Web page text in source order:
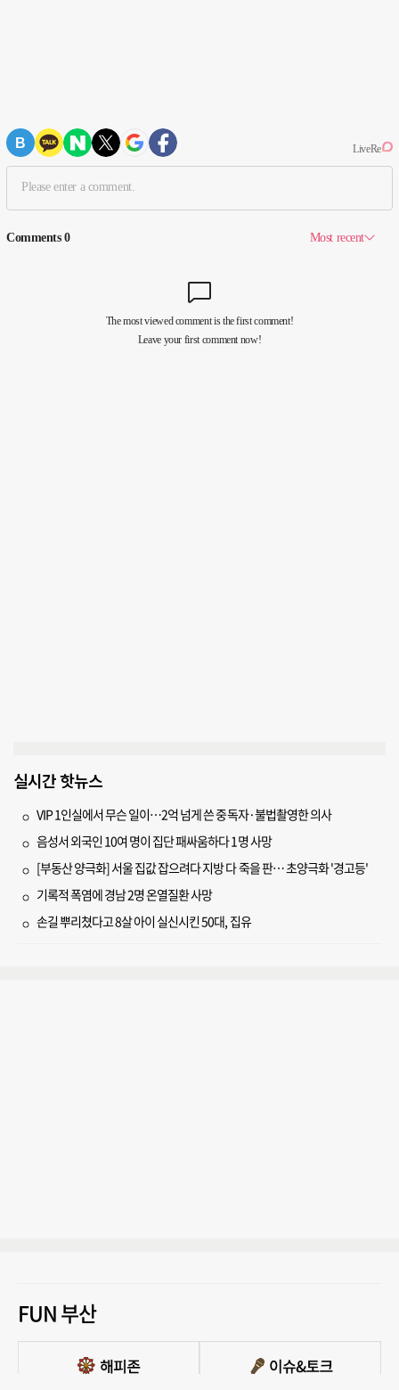
실시간 핫뉴스
VIP 1인실에서 무슨 일이…2억 넘게 쓴 중독자·불법촬영한 의사
음성서 외국인 10여 명이 집단 패싸움하다 1명 사망
[부동산 양극화] 서울 집값 잡으려다 지방 다 죽을 판… 초양극화 '경고등'
기록적 폭염에 경남 2명 온열질환 사망
손길 뿌리쳤다고 8살 아이 실신시킨 50대, 집유
FUN 부산